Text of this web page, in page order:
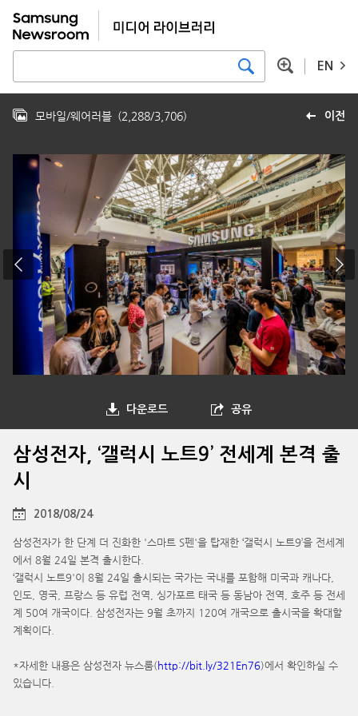
EN
이전
모바일/웨어러블 (2,288/3,706)
다운로드 공유
삼성전자, ‘갤럭시 노트9’ 전세계 본격 출
시
2018/08/24
삼성전자가 한 단계 더 진화한 '스마트 S펜'을 탑재한 ‘갤럭시 노트9’을 전세계
에서 8월 24일 본격 출시한다.
‘갤럭시 노트9'이 8월 24일 출시되는 국가는 국내를 포함해 미국과 캐나다,
인도, 영국, 프랑스 등 유럽 전역, 싱가포르 태국 등 동남아 전역, 호주 등 전세
계 50여 개국이다. 삼성전자는 9월 초까지 120여 개국으로 출시국을 확대할
계획이다.
*자세한 내용은 삼성전자 뉴스룸(http://bit.ly/321En76)에서 확인하실 수
있습니다.